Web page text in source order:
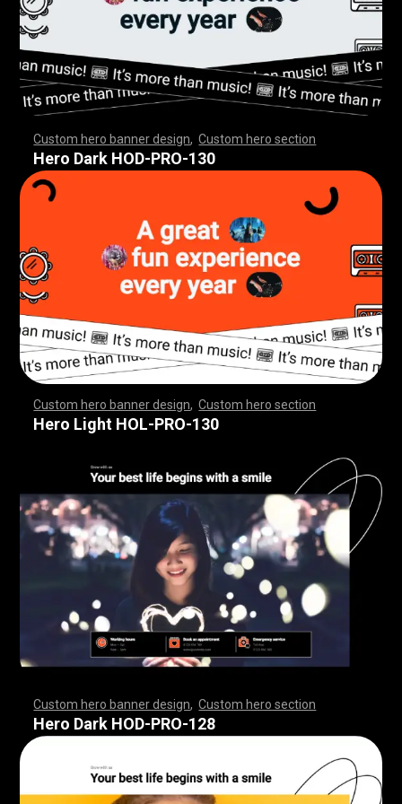
Custom hero banner design ,Custom hero section
,,,,,,,,,,,,,,,,,,,,,,,,,,,,,, ,,,,,,,,,,,,,,,,,,,,,,,
,,,,,,,,,,,,,,,,,,,,,,,,,,,,,, ,,,,,,,,,,,,,,,,,,,,,,
Hero Dark HOD-PRO-130
Custom hero banner design ,Custom hero section
,,,,,,,,,,,,,,,,,,,,,,,,,,,,,, ,,,,,,,,,,,,,,,,,,,,,,,
,,,,,,,,,,,,,,,,,,,,,,,,,,,,,, ,,,,,,,,,,,,,,,,,,,,,,
Hero Light HOL-PRO-130
Custom hero banner design ,Custom hero section
,,,,,,,,,,,,,,,,,,,,,,,,,,,,,, ,,,,,,,,,,,,,,,,,,,,,,,
,,,,,,,,,,,,,,,,,,,,,,,,,,,,,, ,,,,,,,,,,,,,,,,,,,,,,
Hero Dark HOD-PRO-128